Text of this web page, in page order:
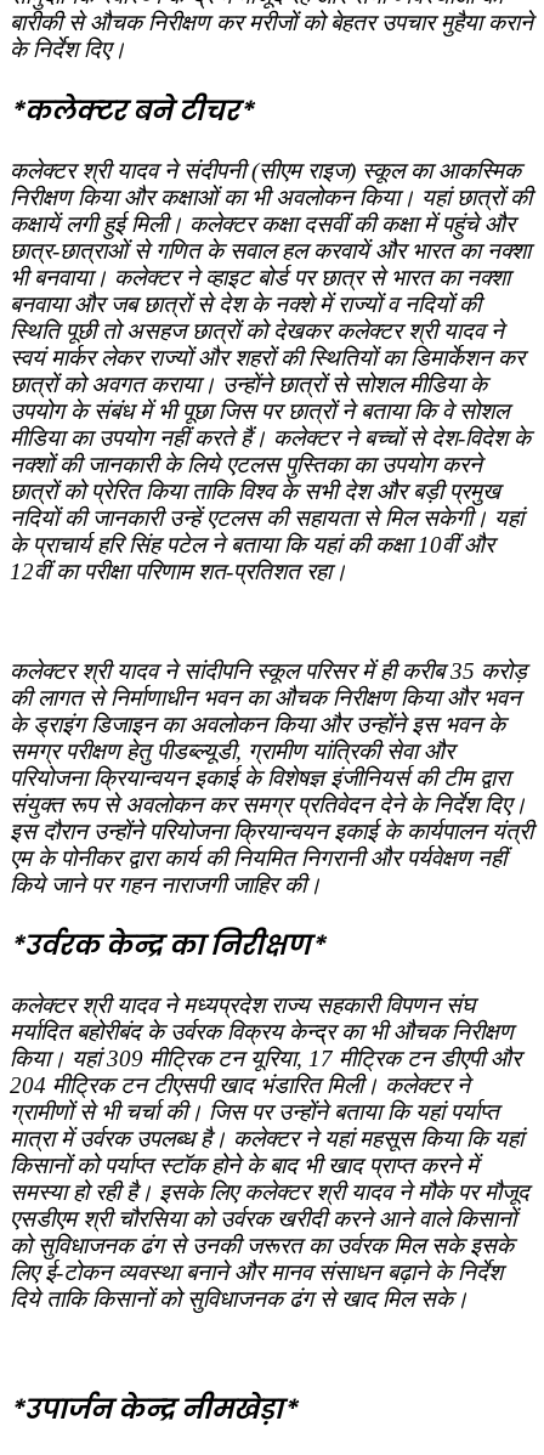
बारीकी से औचक निरीक्षण कर मरीजों को बेहतर उपचार मुहैया कराने
के निर्देश दिए।
*कलेक्‍टर बने टीचर*
कलेक्‍टर श्री यादव ने संदीपनी (सीएम राइज) स्‍कूल का आकस्‍मिक
निरीक्षण किया और कक्षाओं का भी अवलोकन किया। यहां छात्रों की
कक्षायें लगी हुई मिली। कलेक्‍टर कक्षा दसवीं की कक्षा में पहुंचे और
छात्र-छात्राओं से गणित के सवाल हल करवायें और भारत का नक्‍शा
भी बनवाया। कलेक्‍टर ने व्‍हाइट बोर्ड पर छात्र से भारत का नक्‍शा
बनवाया और जब छात्रों से देश के नक्‍शे में राज्‍यों व नदियों की
स्थिति पूछी तो असहज छात्रों को देखकर कलेक्‍टर श्री यादव ने
स्‍वयं मार्कर लेकर राज्‍यों और शहरों की स्थितियों का डिमार्केशन कर
छात्रों को अवगत कराया। उन्‍होंने छात्रों से सोशल मीडिया के
उपयोग के संबंध में भी पूछा जिस पर छात्रों ने बताया कि वे सोशल
मीडिया का उपयोग नहीं करते हैं। कलेक्‍टर ने बच्‍चों से देश-विदेश के
नक्‍शों की जानकारी के लिये एटलस पुस्तिका का उपयोग करने
छात्रों को प्रेरित किया ताकि विश्‍व के सभी देश और बड़ी प्रमुख
नदियों की जानकारी उन्‍हें एटलस की सहायता से मिल सकेगी। यहां
के प्राचार्य हरि सिंह पटेल ने बताया कि यहां की कक्षा 10वीं और
12वीं का परीक्षा परिणाम शत-प्रतिशत रहा।
कलेक्‍टर श्री यादव ने सांदीपनि स्‍कूल परिसर में ही करीब 35 करोड़
की लागत से निर्माणाधीन भवन का औचक निरीक्षण किया और भवन
के ड्राइंग डिजाइन का अवलोकन किया और उन्‍होंने इस भवन के
समग्र परीक्षण हेतु पीडब्‍ल्‍यूडी, ग्रामीण यांत्रिकी सेवा और
परियोजना क्रियान्‍वयन इकाई के विशेषज्ञ इंजीनियर्स की टीम द्वारा
संयुक्‍त रूप से अवलोकन कर समग्र प्रतिवेदन देने के निर्देश दिए।
इस दौरान उन्‍होंने परियोजना क्रियान्‍वयन इकाई के कार्यपालन यंत्री
एम के पोनीकर द्वारा कार्य की नियमित निगरानी और पर्यवेक्षण नहीं
किये जाने पर गहन नाराजगी जाहिर की।
*उर्वरक केन्‍द्र का निरीक्षण*
कलेक्‍टर श्री यादव ने मध्‍यप्रदेश राज्य सहकारी विपणन संघ
मर्यादित बहोरीबंद के उर्वरक विक्रय केन्‍द्र का भी औचक निरीक्षण
किया। यहां 309 मीट्रिक टन यूरिया, 17 मीट्रिक टन डीएपी और
204 मीट्रिक टन टीएसपी खाद भंडारित मिली। कलेक्‍टर ने
ग्रामीणों से भी चर्चा की। जिस पर उन्‍होंने बताया कि यहां पर्याप्‍त
मात्रा में उर्वरक उपलब्‍ध है। कलेक्‍टर ने यहां महसूस किया कि यहां
किसानों को पर्याप्‍त स्टॉक होने के बाद भी खाद प्राप्‍त करने में
समस्‍या हो रही है। इसके लिए कलेक्‍टर श्री यादव ने मौके पर मौजूद
एसडीएम श्री चौरसिया को उर्वरक खरीदी करने आने वाले किसानों
को सुविधाजनक ढंग से उनकी जरूरत का उर्वरक मिल सके इसके
लिए ई-टोकन व्‍यवस्‍था बनाने और मानव संसाधन बढ़ाने के निर्देश
दिये ताकि किसानों को सुविधाजनक ढंग से खाद मिल सके।
*उपार्जन केन्‍द्र नीमखेड़ा*